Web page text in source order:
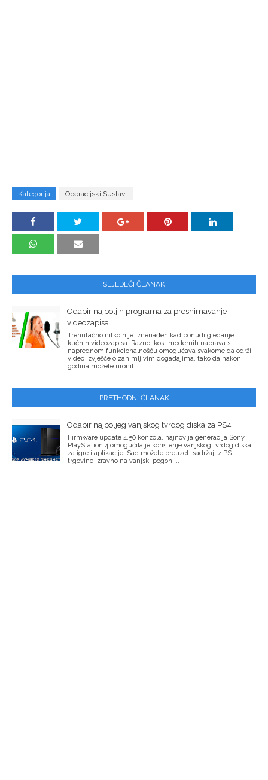
Kategorija Operacijski Sustavi
SLJEDEĆI ČLANAK
Odabir najboljih programa za presnimavanje
videozapisa
Trenutačno nitko nije iznenađen kad ponudi gledanje
kućnih videozapisa. Raznolikost modernih naprava s
naprednom funkcionalnošću omogućava svakome da održi
video izvješće o zanimljivim događajima, tako da nakon
godina možete uroniti...
PRETHODNI ČLANAK
Odabir najboljeg vanjskog tvrdog diska za PS4
Firmware update 4.50 konzola, najnovija generacija Sony
PlayStation 4 omogućila je korištenje vanjskog tvrdog diska
za igre i aplikacije. Sad možete preuzeti sadržaj iz PS
trgovine izravno na vanjski pogon,...